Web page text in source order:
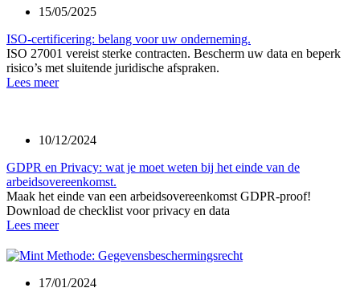
15/05/2025
ISO-certificering: belang voor uw onderneming.
ISO 27001 vereist sterke contracten. Bescherm uw data en beperk
risico’s met sluitende juridische afspraken.
Lees meer
10/12/2024
GDPR en Privacy: wat je moet weten bij het einde van de
arbeidsovereenkomst.
Maak het einde van een arbeidsovereenkomst GDPR-proof!
Download de checklist voor privacy en data
Lees meer
17/01/2024